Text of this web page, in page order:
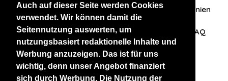
Auch auf dieser Seite werden Cookies
verwendet. Wir können damit die
Seitennutzung auswerten, um
nutzungsbasiert redaktionelle Inhalte und
Werbung anzuzeigen. Das ist für uns
wichtig, denn unser Angebot finanziert
sich durch Werbung. Die Nutzung der
Datenschutzerklärung AGB Datenschutzrichtlinien
Nehmen Sie Kontakt mit uns auf FAQ
Unsere anderen Websites